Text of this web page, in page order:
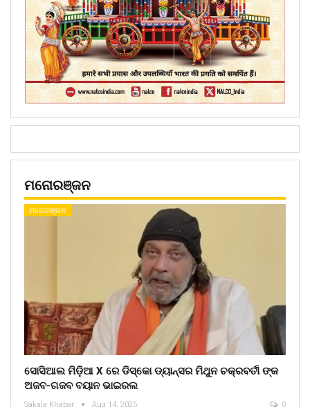
ମନୋରଞ୍ଜନ
ମନୋରଞ୍ଜନ
ସୋସିଆଲ ମିଡ଼ିଆ X ରେ ଡିସ୍କୋ ଡ୍ୟାନ୍ସର ମିଥୁନ ଚକ୍ରବର୍ତୀ ଙ୍କ
ଅଜବ-ଗଜବ ବୟାନ ଭାଇରଲ
Sakala Khabar Aug 14, 2025 0